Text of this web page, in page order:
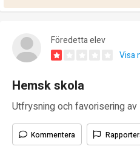
Föredetta elev
Visa
Hemsk skola
Utfrysning och favorisering av
Kommentera